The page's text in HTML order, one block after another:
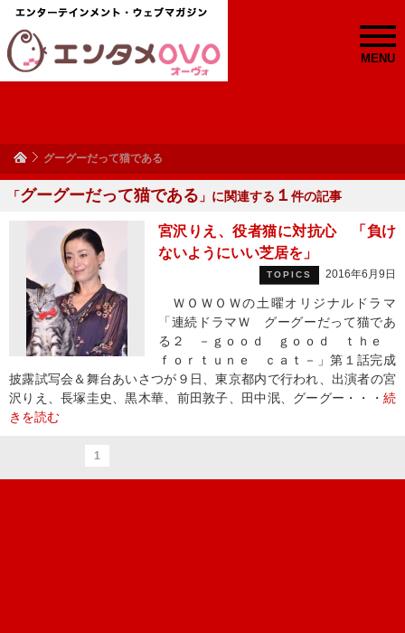
MENU
グーグーだって猫である
「グーグーだって猫である 」に関連する １ 件の記事
宮沢りえ、役者猫に対抗心 「負け
ないようにいい芝居を」
TOPICS 2016年6月9日
ＷＯＷＯＷの土曜オリジナルドラマ
「連続ドラマＷ グーグーだって猫であ
る２ －ｇｏｏｄ ｇｏｏｄ ｔｈｅ
ｆｏｒｔｕｎｅ ｃａｔ－」第１話完成
披露試写会＆舞台あいさつが９日、東京都内で行われ、出演者の宮
沢りえ、長塚圭史、黒木華、前田敦子、田中泯、グーグー・・・ 続
きを読む
1